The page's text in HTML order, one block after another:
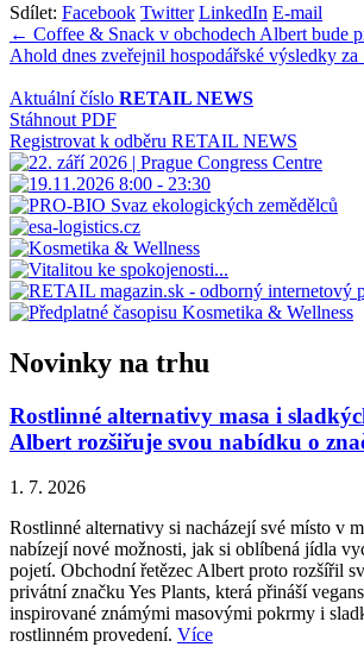
Sdílet: Facebook Twitter LinkedIn E-mail
Navigace
pro
příspěvek
← Coffee & Snack v obchodech Albert bude
Ahold dnes zveřejnil hospodářské výsledky
Aktuální číslo RETAIL NEWS
Stáhnout PDF
Registrovat k odběru RETAIL NEWS
Novinky na trhu
Rostlinné alternativy masa i
Albert rozšiřuje svou nabídku o
1. 7. 2026
Rostlinné alternativy si nacházejí své místo v
nabízejí nové možnosti, jak si oblíbená jídla
pojetí. Obchodní řetězec Albert proto rozšířil
privátní značku Yes Plants, která přináší
inspirované známými masovými pokrmy i
rostlinném provedení. Více